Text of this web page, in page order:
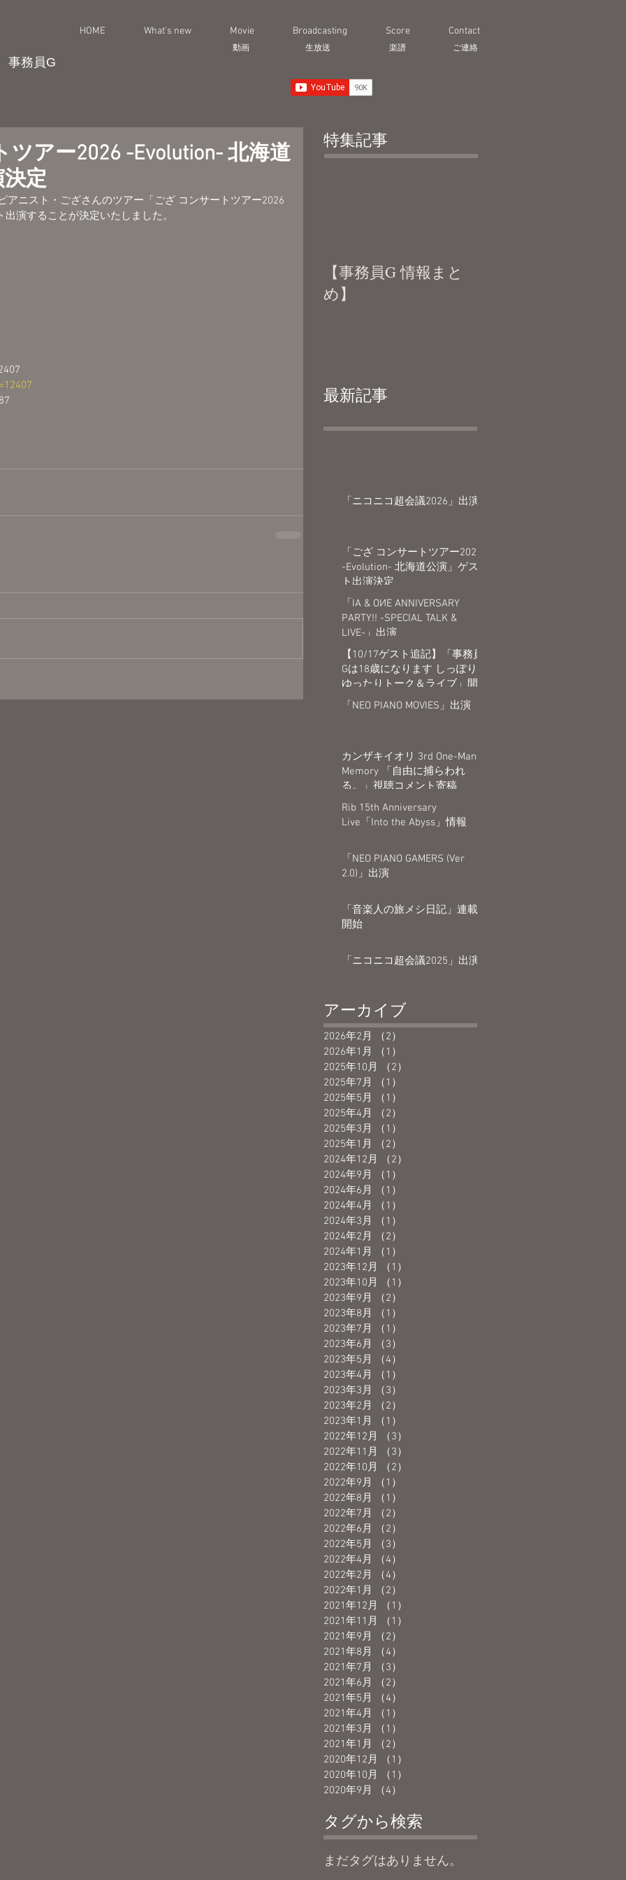
事務員G
HOME What's new Movie Broadcasting Score Contact
動画 生放送 ​楽譜 ご連絡
ツアー2026 -Evolution- 北海道
定
アニスト・ござさんのツアー「ござ コンサートツアー2026
演することが決定いたしました。
特集記事
【事務員G 情報まと
め】
最新記事
「ニコニコ超会議2026」出演
「ござ コンサートツアー2026
-Evolution- 北海道公演」ゲス
ト出演決定
「IA & OИE ANNIVERSARY
PARTY!! -SPECIAL TALK &
LIVE-」出演
【10/17ゲスト追記】「事務員
Gは18歳になります しっぽり
ゆったりトーク＆ライブ」開
催決定
「NEO PIANO MOVIES」出演
カンザキイオリ 3rd One-Man
Memory 「自由に捕らわれ
る。」視聴コメント寄稿
Rib 15th Anniversary
Live「Into the Abyss」情報
「NEO PIANO GAMERS (Ver
2.0)」出演
「音楽人の旅メシ日記」連載
開始
「ニコニコ超会議2025」出演
アーカイブ
2026年2月 （2）
2026年1月
（1）
2025年10月
（2）
2025年7月
（1）
2025年5月
（1）
2025年4月
（2）
2025年3月
（1）
2025年1月
（2）
2024年12月
（2）
2024年9月
（1）
2024年6月
（1）
2024年4月
（1）
2024年3月
（1）
2024年2月
（2）
2024年1月
（1）
2023年12月
（1）
2023年10月
（1）
2023年9月
（2）
2023年8月
（1）
2023年7月
（1）
2023年6月
（3）
2023年5月
（4）
2023年4月
（1）
2023年3月
（3）
2023年2月
（2）
2023年1月
（1）
2022年12月
（3）
2022年11月
（3）
2022年10月
（2）
2022年9月
（1）
2022年8月
（1）
2022年7月
（2）
2022年6月
（2）
2022年5月
（3）
2022年4月
（4）
2022年2月
（4）
2022年1月
（2）
2021年12月
（1）
2021年11月
（1）
2021年9月
（2）
2021年8月
（4）
2021年7月
（3）
2021年6月
（2）
2021年5月
（4）
2021年4月
（1）
2021年3月
（1）
2021年1月
（2）
2020年12月
（1）
2020年10月
（1）
2020年9月
（4）
タグから検索
まだタグはありません。